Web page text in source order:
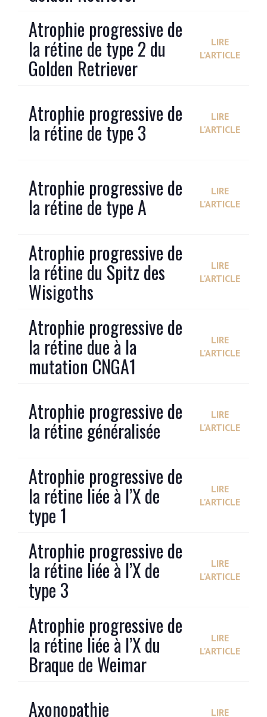
Atrophie progressive de
la rétine de type 2 du
Golden Retriever
LIRE
L'ARTICLE
Atrophie progressive de
la rétine de type 3
LIRE
L'ARTICLE
Atrophie progressive de
la rétine de type A
LIRE
L'ARTICLE
Atrophie progressive de
la rétine du Spitz des
Wisigoths
LIRE
L'ARTICLE
Atrophie progressive de
la rétine due à la
mutation CNGA1
LIRE
L'ARTICLE
Atrophie progressive de
la rétine généralisée
LIRE
L'ARTICLE
Atrophie progressive de
la rétine liée à l’X de
type 1
LIRE
L'ARTICLE
Atrophie progressive de
la rétine liée à l’X de
type 3
LIRE
L'ARTICLE
Atrophie progressive de
la rétine liée à l’X du
Braque de Weimar
LIRE
L'ARTICLE
Axonopathie LIRE